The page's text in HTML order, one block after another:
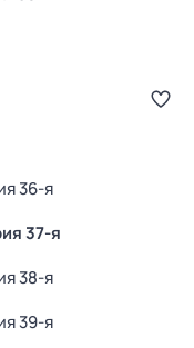
36-я
37-я
38-я
39-я